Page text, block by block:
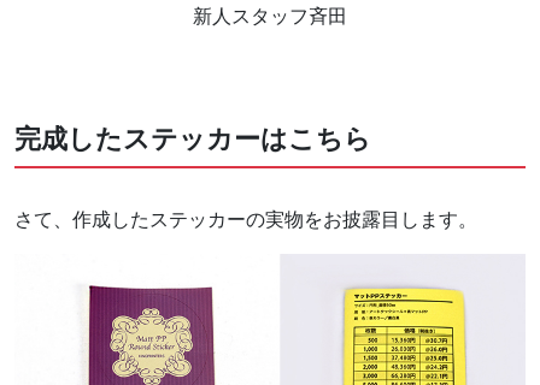
新人スタッフ斉田
完成したステッカーはこちら
さて、作成したステッカーの実物をお披露目します。